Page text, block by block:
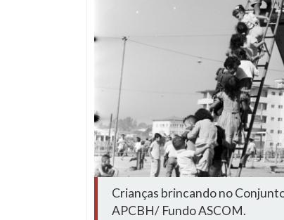
Crianças brincando no
APCBH/ Fundo ASCOM.